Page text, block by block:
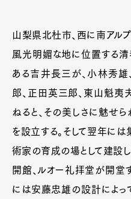
山梨県北杜市、西に南アル
風光明媚な地に位置する
ある吉井長三が、小林秀雄
郎、正田英三郎、東山魁夷
ねると、その美しさに魅せ
を設立する。そして翌年には
術家の育成の場として建設
開館、ルオー礼拝堂が開堂
には安藤忠雄の設計によっ